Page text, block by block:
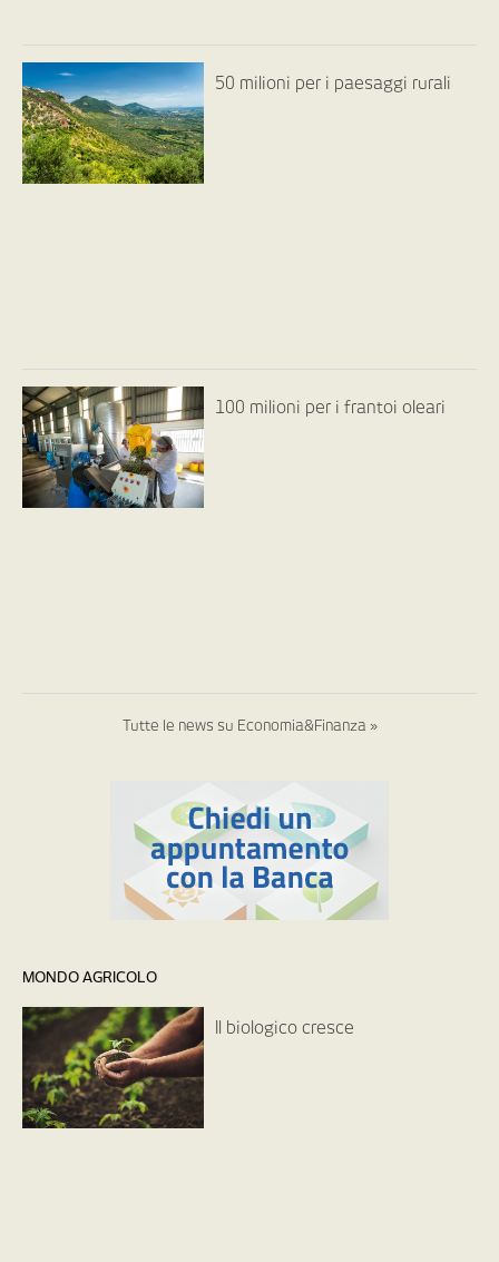
50 milioni per i paesaggi rurali
100 milioni per i frantoi oleari
Tutte le news su Economia&Finanza »
MONDO AGRICOLO
Il biologico cresce